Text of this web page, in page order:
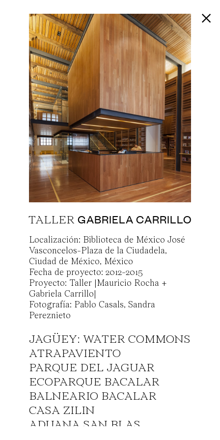
TALLERGABRIELA CARRILLO
info@gabrielacarrillo.mx
media@gabrielacarrillo.mx
ig. t.gabrielacarrillo
55 8968 3631
ACERCA
PROYECTOS
CONTACTO
Localización: Biblioteca de México José
Vasconcelos-Plaza de la Ciudadela,
Ciudad de México, México
Fecha de proyecto: 2012-2015
Proyecto: Taller |Mauricio Rocha +
Gabriela Carrillo|
Fotografía: Pablo Casals, Sandra
Pereznieto
JAGÜEY: WATER COMMONS
ATRAPAVIENTO
PARQUE DEL JAGUAR
ECOPARQUE BACALAR
BALNEARIO BACALAR
CASA ZILIN
ADUANA SAN BLAS